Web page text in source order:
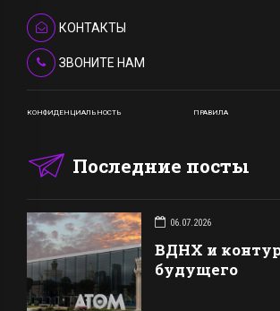
КОНТАКТЫ
ЗВОНИТЕ НАМ
КОНФИДЕНЦИАЛЬНОСТЬ ПРАВИЛА
Последние посты
06.07.2026
ВДНХ и
будущего